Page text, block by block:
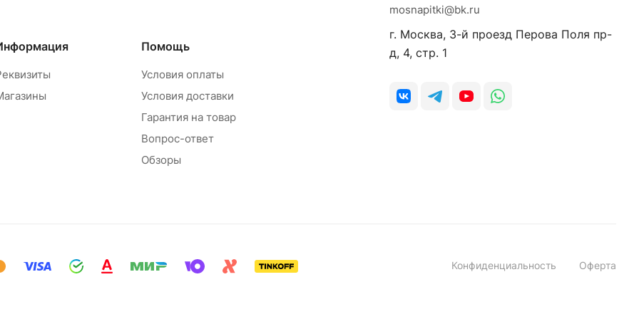
Помощь
Условия оплаты
Условия доставки
Гарантия на товар
Вопрос-ответ
Обзоры
mosnapitki@bk.ru
г. Москва, 3-й проезд Перова Поля пр-
д, 4, стр. 1
Конфиденциальность Оферта